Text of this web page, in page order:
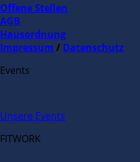
Offene Stellen
AGB
Hausordnung
Impressum / Datenschutz
Events
Unsere Events
FITWORK